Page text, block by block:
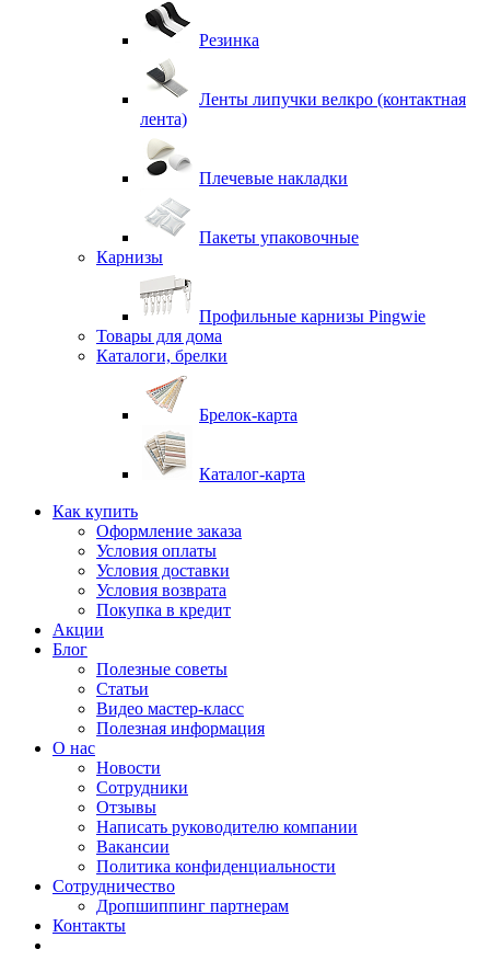
Резинка
Ленты липучки велкро (контактная
лента)
Плечевые накладки
Пакеты упаковочные
Карнизы
Профильные карнизы Pingwie
Товары для дома
Каталоги, брелки
Брелок-карта
Каталог-карта
Как купить
Оформление заказа
Условия оплаты
Условия доставки
Условия возврата
Покупка в кредит
Акции
Блог
Полезные советы
Статьи
Видео мастер-класс
Полезная информация
О нас
Новости
Сотрудники
Отзывы
Написать руководителю компании
Вакансии
Политика конфиденциальности
Сотрудничество
Дропшиппинг партнерам
Контакты